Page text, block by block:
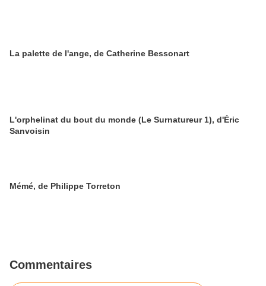
La palette de l'ange, de Catherine Bessonart
L'orphelinat du bout du monde (Le Surnatureur 1), d'Éric
Sanvoisin
Mémé, de Philippe Torreton
Commentaires